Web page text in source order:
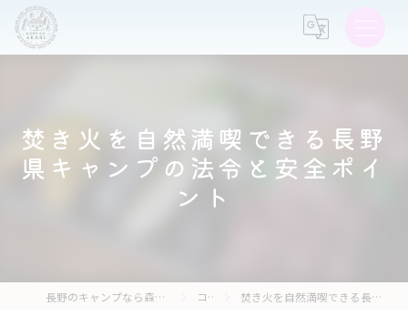
焚き火を自然満喫できる長野
県キャンプの法令と安全ポイ
ント
長野のキャンプなら森の灯キャンプ場・茶亭 森の灯 コラム 焚き火を自然満喫できる長野県キャンプの法令と安全ポイント